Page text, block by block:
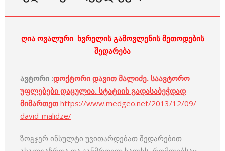
ღია ოვალური ხვრელის გამოვლენის მეთოდების
შედარება
ავტორი :დოქტორი დავით მალიძე. საავტორო
უფლებები დაცულია. სტატიის გადასაბეჭდად
მიმართეთ https://www.medgeo.net/2013/12/09/
david-malidze/
ზოგჯერ ინსულტი უვითარდებათ შედარებით